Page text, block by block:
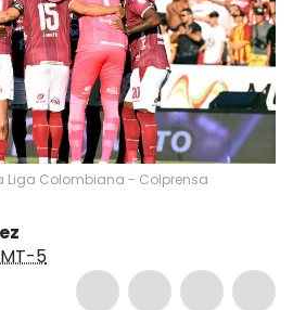
Liga Colombiana - Colprensa
5